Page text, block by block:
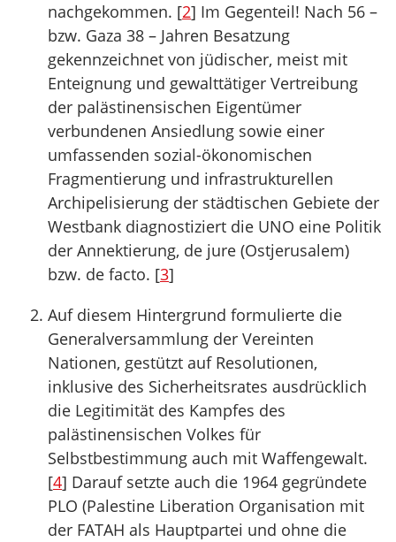
nachgekommen. [2] Im Gegenteil! Nach 56 –
bzw. Gaza 38 – Jahren Besatzung
gekennzeichnet von jüdischer, meist mit
Enteignung und gewalttätiger Vertreibung
der palästinensischen Eigentümer
verbundenen Ansiedlung sowie einer
umfassenden sozial-ökonomischen
Fragmentierung und infrastrukturellen
Archipelisierung der städtischen Gebiete der
Westbank diagnostiziert die UNO eine Politik
der Annektierung, de jure (Ostjerusalem)
bzw. de facto. [3]
Auf diesem Hintergrund formulierte die
Generalversammlung der Vereinten
Nationen, gestützt auf Resolutionen,
inklusive des Sicherheitsrates ausdrücklich
die Legitimität des Kampfes des
palästinensischen Volkes für
Selbstbestimmung auch mit Waffengewalt.
[4] Darauf setzte auch die 1964 gegründete
PLO (Palestine Liberation Organisation mit
der FATAH als Hauptpartei und ohne die